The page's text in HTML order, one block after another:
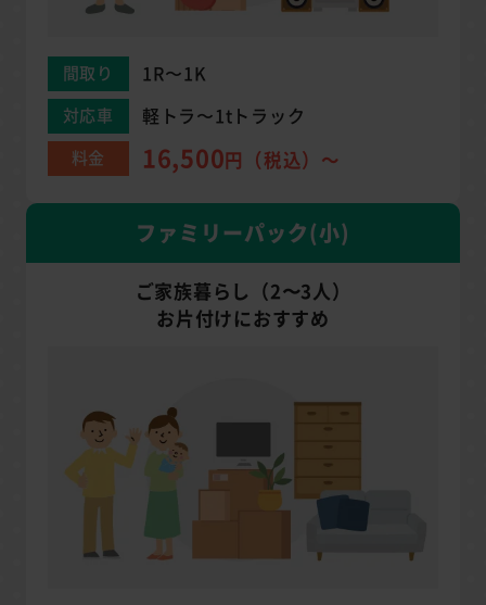
間取り 1R〜1K
対応車 軽トラ〜1tトラック
料金 16,500円（税込）～
ファミリーパック(小)
ご家族暮らし（2〜3人）
お片付けにおすすめ